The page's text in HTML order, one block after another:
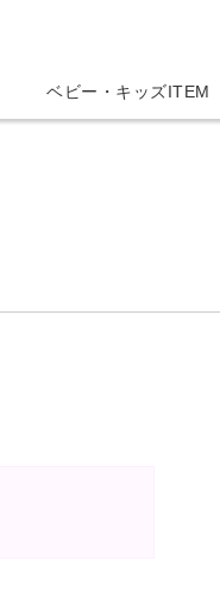
ベビー・キッズITEM